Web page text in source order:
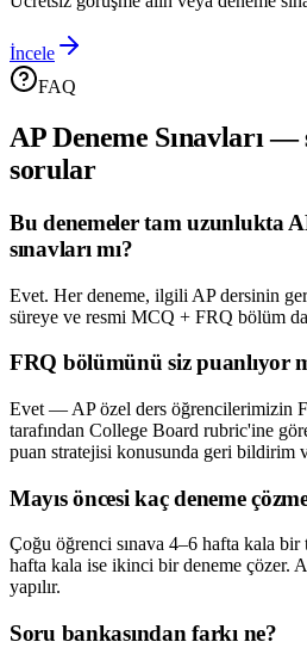
İncele
FAQ
AP Deneme Sınavları —
sorular
Bu denemeler tam uzunlukta
sınavları mı?
Evet. Her deneme, ilgili AP dersinin
süreye ve resmi MCQ + FRQ bölüm
FRQ bölümünü siz puanlıyor
Evet — AP özel ders öğrencilerimizin
tarafından College Board rubric'ine
puan stratejisi konusunda geri bildirim
Mayıs öncesi kaç deneme
Çoğu öğrenci sınava 4–6 hafta kala bir
hafta kala ise ikinci bir deneme çözer.
yapılır.
Soru bankasından farkı ne?